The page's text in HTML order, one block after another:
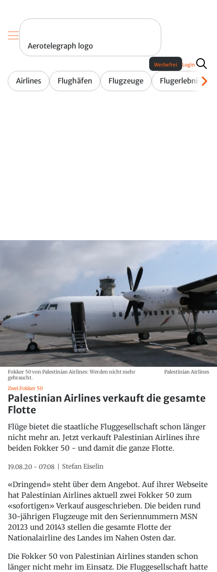
Aerotelegraph logo
Airlines Flughäfen Flugzeuge Flugerlebnis
Werbefrei Login
Fokker 50 von Palestinian Airlines: Werden nicht mehr
gebraucht.
Palestinian Airlines
Zwei Fokker 50
Palestinian Airlines verkauft die gesamte
Flotte
Flüge bietet die staatliche Fluggesellschaft schon länger
nicht mehr an. Jetzt verkauft Palestinian Airlines ihre
beiden Fokker 50 - und damit die ganze Flotte.
19.08.20 - 07:08 Stefan Eiselin
«Dringend» steht über dem Angebot. Auf ihrer Webseite
hat Palestinian Airlines aktuell zwei Fokker 50 zum
«sofortigen» Verkauf ausgeschrieben. Die beiden rund
30-jährigen Flugzeuge mit den Seriennummern MSN
20123 und 20143 stellen die gesamte Flotte der
Nationalairline des Landes im Nahen Osten dar.
Die Fokker 50 von Palestinian Airlines standen schon
länger nicht mehr im Einsatz. Die Fluggesellschaft hatte